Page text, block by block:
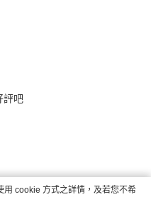
評吧
cookie 方式之詳情，及若您不希